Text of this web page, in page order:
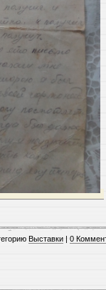
Выставки | 0